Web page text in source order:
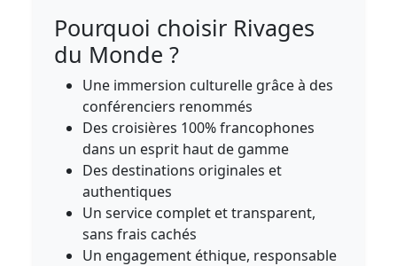
Pourquoi choisir Rivages
du Monde ?
Une immersion culturelle grâce à des
conférenciers renommés
Des croisières 100% francophones
dans un esprit haut de gamme
Des destinations originales et
authentiques
Un service complet et transparent,
sans frais cachés
Un engagement éthique, responsable